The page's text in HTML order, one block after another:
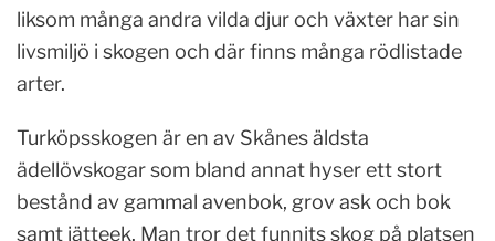
liksom många andra vilda djur och växter har sin
livsmiljö i skogen och där finns många rödlistade
arter.
Turköpsskogen är en av Skånes äldsta
ädellövskogar som bland annat hyser ett stort
bestånd av gammal avenbok, grov ask och bok
samt jätteek. Man tror det funnits skog på platsen